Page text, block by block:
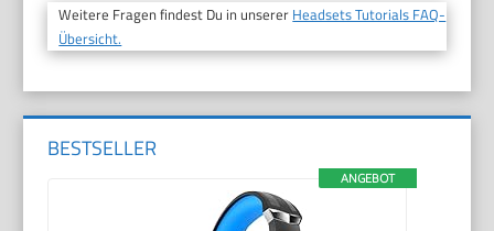
Weitere Fragen findest Du in unserer Headsets Tutorials FAQ-
Übersicht.
BESTSELLER
ANGEBOT